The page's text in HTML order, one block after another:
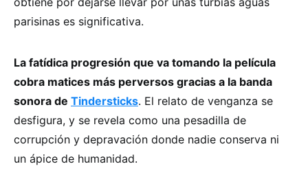
parisinas es significativa.
La fatídica progresión que va tomando la película
cobra matices más perversos gracias a la banda
sonora de Tindersticks. El relato de venganza se
desfigura, y se revela como una pesadilla de
corrupción y depravación donde nadie conserva ni
un ápice de humanidad.